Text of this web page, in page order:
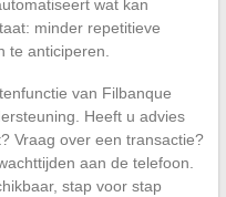
wat kan
minder repetitieve
te anticiperen.
van Filbanque
Heeft u advies
Vraag over een transactie?
aan de telefoon.
stap voor stap